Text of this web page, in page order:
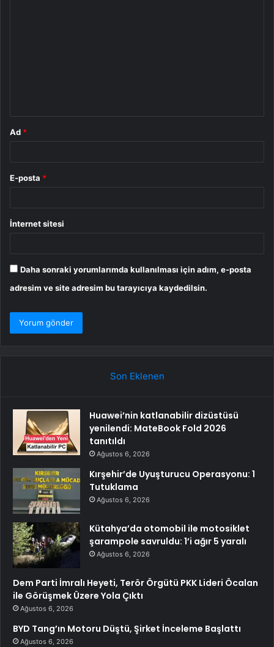
Ad *
E-posta *
İnternet sitesi
Daha sonraki yorumlarımda kullanılması için adım, e-posta
adresim ve site adresim bu tarayıcıya kaydedilsin.
Son Eklenen
Huawei’nin katlanabilir dizüstüsü
yenilendi: MateBook Fold 2026
tanıtıldı
Ağustos 6, 2026
Kırşehir’de Uyuşturucu Operasyonu: 1
Tutuklama
Ağustos 6, 2026
Kütahya’da otomobil ile motosiklet
şarampole savruldu: 1’i ağır 5 yaralı
Ağustos 6, 2026
Dem Parti İmralı Heyeti, Terör Örgütü PKK Lideri Öcalan
ile Görüşmek Üzere Yola Çıktı
Ağustos 6, 2026
BYD Tang’ın Motoru Düştü, Şirket İnceleme Başlattı
Ağustos 6, 2026